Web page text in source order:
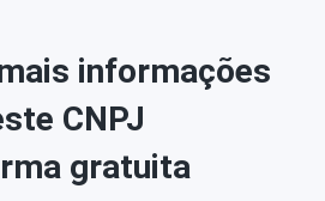
informações
CNPJ
gratuita